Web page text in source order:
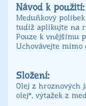
Návod k použití:
Meduňkový
tudíž aplikujte na
Pouze k vnějšímu
Uchovávejte mimo
Složení:
Olej z hroznových
olej*, výtažek z